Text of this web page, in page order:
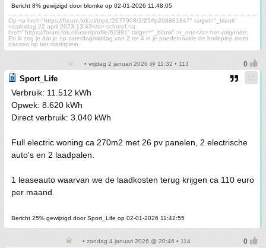
Bericht 8% gewijzigd door blomke op 02-01-2026 11:48:05
Op <a href="https://forum.fok.nl/topic/2677908/2/25#p208861847" target="_blank"
>zaterdag 22 april 2023 13:43</a> schreef <a
href="https://forum.fok.nl/user/profile/62881" target="_blank" >r_one</a> het volgende:
En ik zeg je dat je op zaterdagmiddag van 2 tot 4 in je poedelnaakie de horlepiep moet
dansen op het marktplein.
• vrijdag 2 januari 2026 @ 11:32 • 113
Sport_Life
Verbruik: 11.512 kWh
Opwek: 8.620 kWh
Direct verbruik: 3.040 kWh
Full electric woning ca 270m2 met 26 pv panelen, 2 electrische
auto's en 2 laadpalen.
1 leaseauto waarvan we de laadkosten terug krijgen ca 110 euro
per maand.
Bericht 25% gewijzigd door Sport_Life op 02-01-2026 11:42:55
• zondag 4 januari 2026 @ 20:46 • 114